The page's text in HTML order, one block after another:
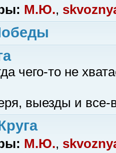
М.Ю.,
чего-то не
выезды и все-
М.Ю.,